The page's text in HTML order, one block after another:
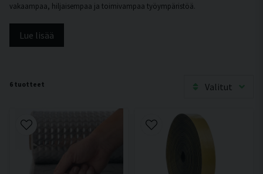
vakaampaa, hiljaisempaa ja toimivampaa työympäristöä.
Lue lisää
6 tuotteet Valitut